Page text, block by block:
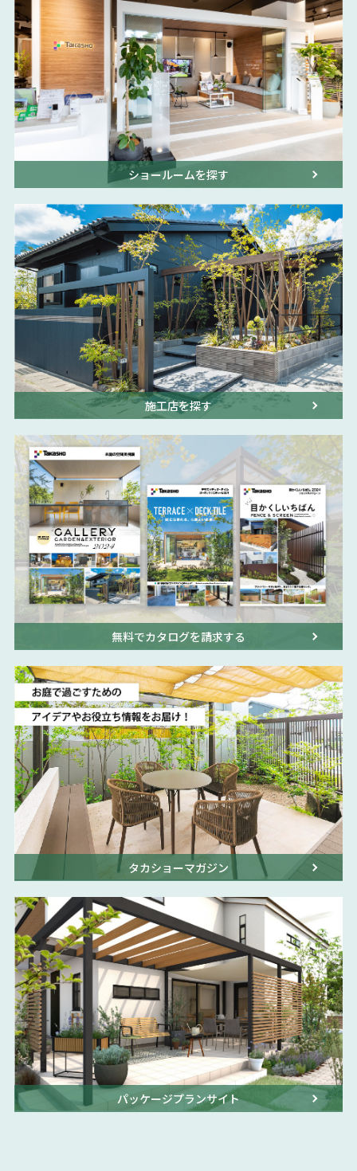
ショールームを探す
施工店を探す
無料でカタログを請求する
タカショーマガジン
パッケージプランサイト